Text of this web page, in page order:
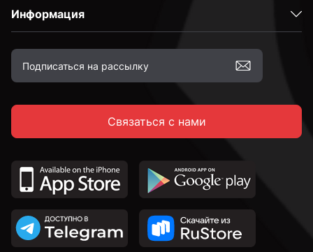
Информация
Связаться с нами